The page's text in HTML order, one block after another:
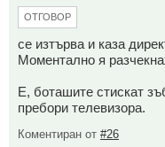
ОТГОВОР
се изтърва и каза
Моментално я
Е, боташите стискат
пребори телевизора.
Коментиран от #26